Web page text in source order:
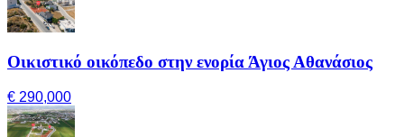
Οικιστικό οικόπεδο στην ενορία Άγιος Αθανάσιος
€ 290,000